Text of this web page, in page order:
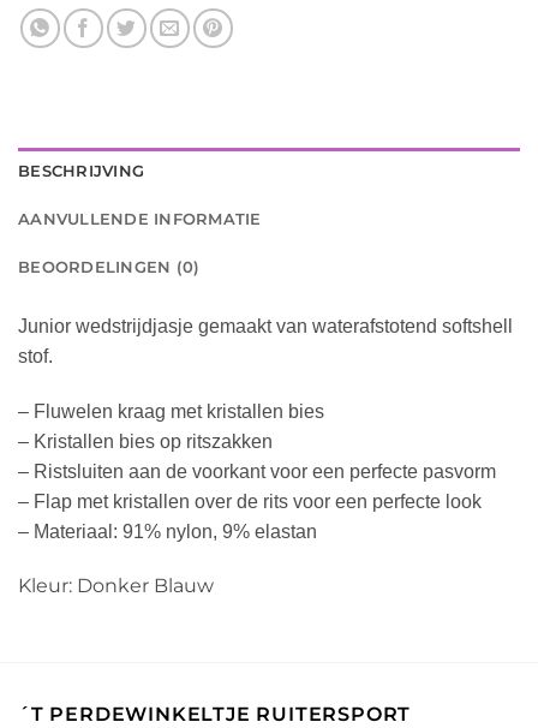
BESCHRIJVING
AANVULLENDE INFORMATIE
BEOORDELINGEN (0)
Junior wedstrijdjasje gemaakt van waterafstotend softshell
stof.
– Fluwelen kraag met kristallen bies
– Kristallen bies op ritszakken
– Ristsluiten aan de voorkant voor een perfecte pasvorm
– Flap met kristallen over de rits voor een perfecte look
– Materiaal: 91% nylon, 9% elastan
Kleur: Donker Blauw
´T PERDEWINKELTJE RUITERSPORT